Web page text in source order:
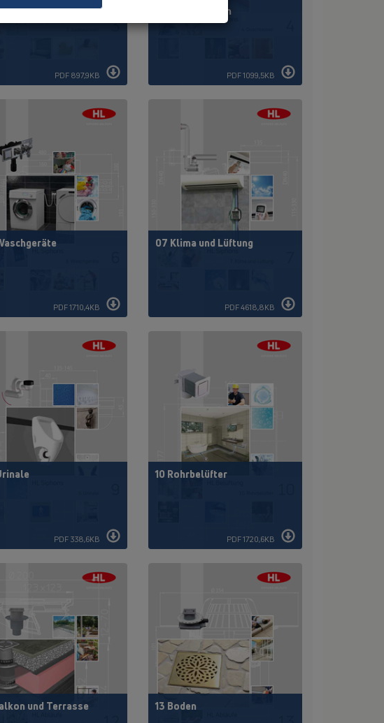
PDF 897,9KB
04 Duschtassen
PDF 1099,5KB
PDF 1710,4KB
07 Klima und Lüftung
PDF 4618,8KB
PDF 338,6KB
10 Rohrbelüfter
PDF 1720,6KB
und Terrasse 13 Boden